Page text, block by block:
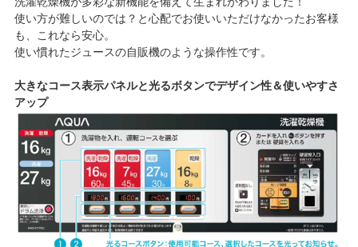
使い方が難しいのでは？と心配でお使いいただけなかったお客様
も、これなら安心。
使い慣れたジュースの自販機のような操作性です。
大きなコース表示パネルと光るボタンでデザイン性＆使いやすさ
アップ